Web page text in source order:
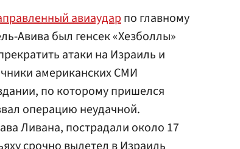
авиаударпо главному
Авива был генсек «Хезболлы»
атаки на Израиль и
американских СМИ
по которому пришелся
операцию неудачной.
Ливана, пострадали около 17